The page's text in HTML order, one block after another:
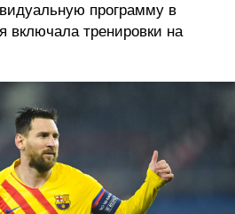
программу в
включала тренировки на